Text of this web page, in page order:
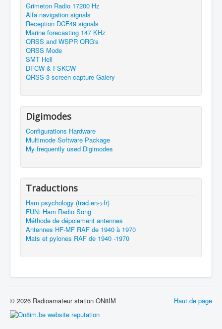
Grimeton Radio 17200 Hz
Alfa navigation signals
Reception DCF49 signals
Marine forecasting 147 KHz
QRSS and WSPR QRG's
QRSS Mode
SMT Hell
DFCW & FSKCW
QRSS-3 screen capture Galery
Digimodes
Configurations Hardware
Multimode Software Package
My frequently used Digimodes
Traductions
Ham psychology (trad.en->fr)
FUN: Ham Radio Song
Méthode de dépoiement antennes
Antennes HF-MF RAF de 1940 à 1970
Mats et pylones RAF de 1940 -1970
Haut de page
© 2026 Radioamateur station ON8IM